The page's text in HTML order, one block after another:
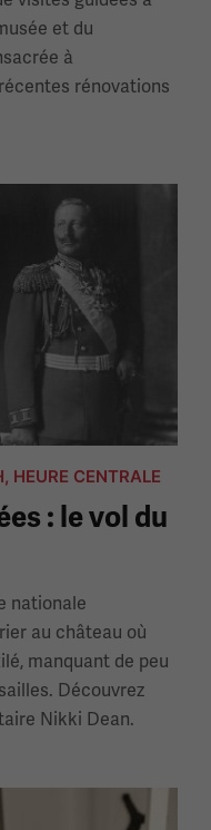
et du
à
rénovations
CENTRALE
: le vol du
nationale
au château où
manquant de peu
Découvrez
Nikki Dean.